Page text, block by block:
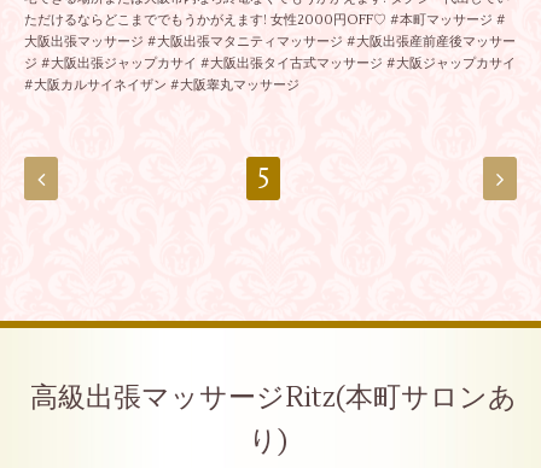
ただけるならどこまででもうかがえます! 女性2000円OFF♡ #本町マッサージ #
大阪出張マッサージ #大阪出張マタニティマッサージ #大阪出張産前産後マッサー
ジ #大阪出張ジャップカサイ #大阪出張タイ古式マッサージ #大阪ジャップカサイ
#大阪カルサイネイザン #大阪睾丸マッサージ
5
高級出張マッサージRitz(本町サロンあ
り)